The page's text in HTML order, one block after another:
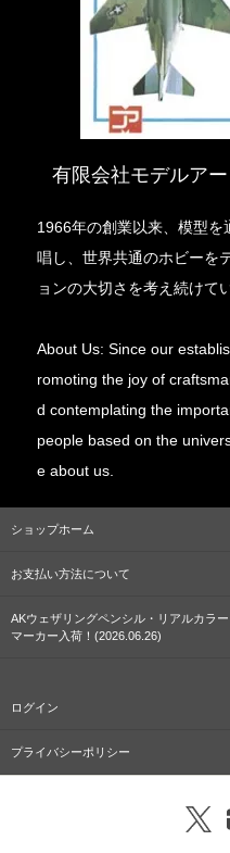
有限会社モデルア
1966年の創業以来、模型
唱し、世界共通のホビーを
ョンの大切さを考え続けて
About Us: Since our
romoting the joy of
d contemplating the
people based on the
e about us.
ショップホーム
お支払い方法について
AKウェザリングペンシル・リアルカラー
マーカー入荷！(2026.06.26)
ログイン
プライバシーポリシー